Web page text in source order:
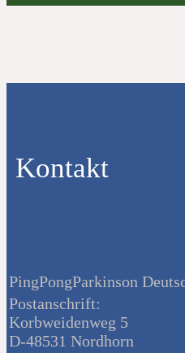
Kontakt
PingPongParkinson
Postanschrift:
Korbweidenweg 5
D-48531 Nordhorn